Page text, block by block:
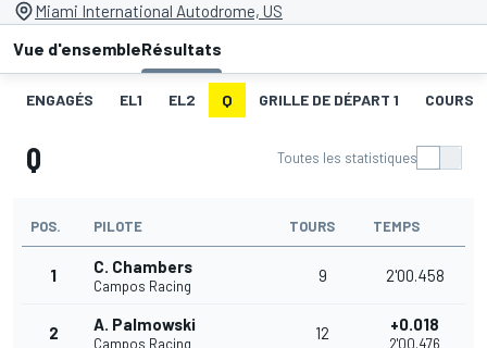
Miami International Autodrome, US
Vue d'ensembleRésultats
ENGAGÉS EL1 EL2 Q GRILLE DE DÉPART 1 COURSE
Q Toutes les statistiques
POS. PILOTE TOURS TEMPS
1 C. Chambers
Campos Racing
9 2'00.458
2 A. Palmowski
Campos Racing
12 +0.018
2'00.476